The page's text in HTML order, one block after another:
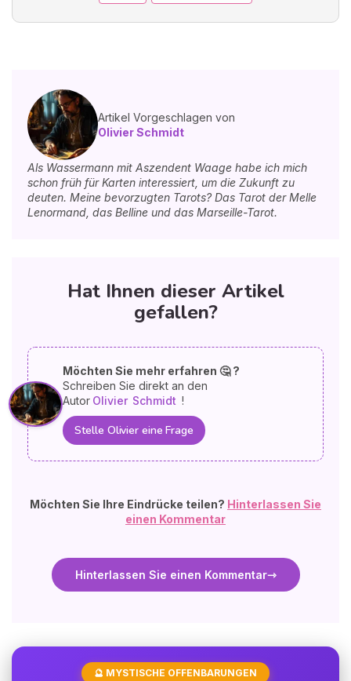
Artikel Vorgeschlagen von
Olivier Schmidt
Als Wassermann mit Aszendent Waage habe ich mich
schon früh für Karten interessiert, um die Zukunft zu
deuten. Meine bevorzugten Tarots? Das Tarot der Melle
Lenormand, das Belline und das Marseille-Tarot.
Hat Ihnen dieser Artikel
gefallen?
Möchten Sie mehr erfahren 🤔 ?
Schreiben Sie direkt an den
Autor Olivier Schmidt !
Stelle Olivier eine Frage
Möchten Sie Ihre Eindrücke teilen? Hinterlassen Sie
einen Kommentar
Hinterlassen Sie einen Kommentar
🔮 MYSTISCHE OFFENBARUNGEN